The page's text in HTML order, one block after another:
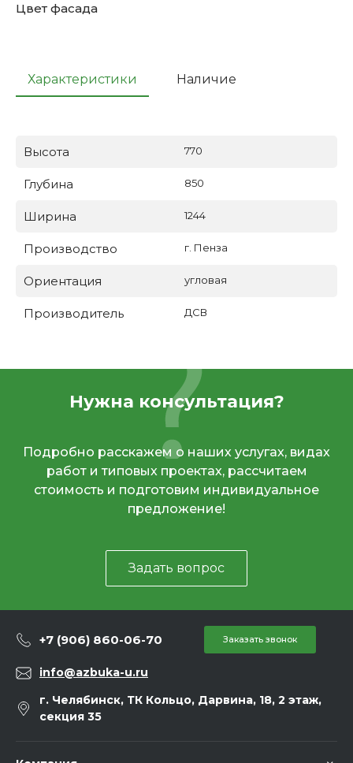
Цвет фасада
Характеристики Наличие
Высота 770
Глубина 850
Ширина 1244
Производство г. Пенза
Ориентация угловая
Производитель ДСВ
Нужна консультация?
Подробно расскажем о наших услугах, видах
работ и типовых проектах, рассчитаем
стоимость и подготовим индивидуальное
предложение!
Задать вопрос
+7 (906) 860-06-70 Заказать звонок
info@azbuka-u.ru
г. Челябинск, ТК Кольцо, Дарвина, 18, 2 этаж,
секция 35